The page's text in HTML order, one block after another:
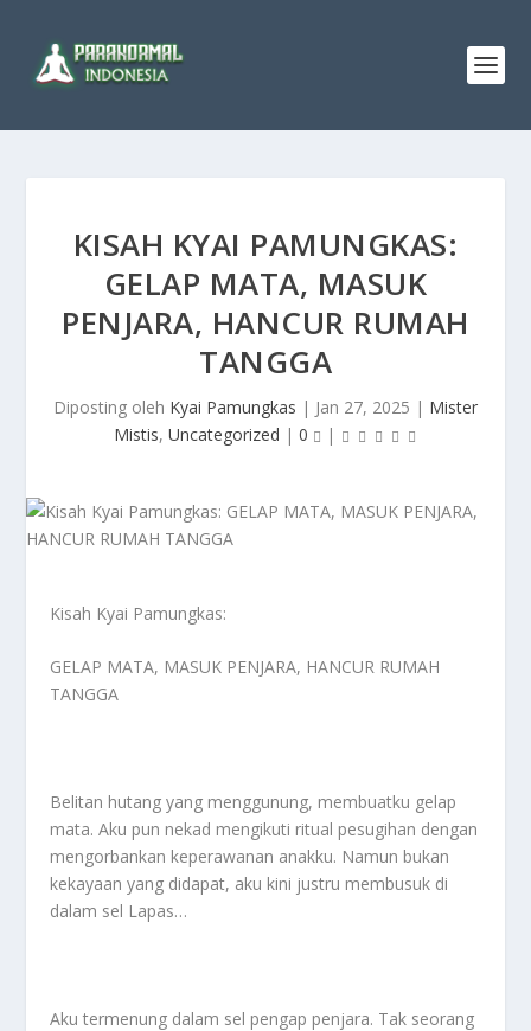
KISAH KYAI PAMUNGKAS:
GELAP MATA, MASUK
PENJARA, HANCUR RUMAH
TANGGA
Diposting oleh Kyai Pamungkas | Jan 27, 2025 | Mister
Mistis, Uncategorized | 0 |
Kisah Kyai Pamungkas:
GELAP MATA, MASUK PENJARA, HANCUR RUMAH
TANGGA
Belitan hutang yang menggunung, membuatku gelap
mata. Aku pun nekad mengikuti ritual pesugihan dengan
mengorbankan keperawanan anakku. Namun bukan
kekayaan yang didapat, aku kini justru membusuk di
dalam sel Lapas…
Aku termenung dalam sel pengap penjara. Tak seorang